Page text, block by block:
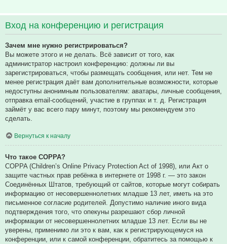
Вход на конференцию и регистрация
Зачем мне нужно регистрироваться?
Вы можете этого и не делать. Всё зависит от того, как
администратор настроил конференцию: должны ли вы
зарегистрироваться, чтобы размещать сообщения, или нет. Тем не
менее регистрация даёт вам дополнительные возможности, которые
недоступны анонимным пользователям: аватары, личные сообщения,
отправка email-сообщений, участие в группах и т. д. Регистрация
займёт у вас всего пару минут, поэтому мы рекомендуем это
сделать.
Вернуться к началу
Что такое COPPA?
COPPA (Children’s Online Privacy Protection Act of 1998), или Акт о
защите частных прав ребёнка в интернете от 1998 г. — это закон
Соединённых Штатов, требующий от сайтов, которые могут собирать
информацию от несовершеннолетних младше 13 лет, иметь на это
письменное согласие родителей. Допустимо наличие иного вида
подтверждения того, что опекуны разрешают сбор личной
информации от несовершеннолетних младше 13 лет. Если вы не
уверены, применимо ли это к вам, как к регистрирующемуся на
конференции, или к самой конференции, обратитесь за помощью к